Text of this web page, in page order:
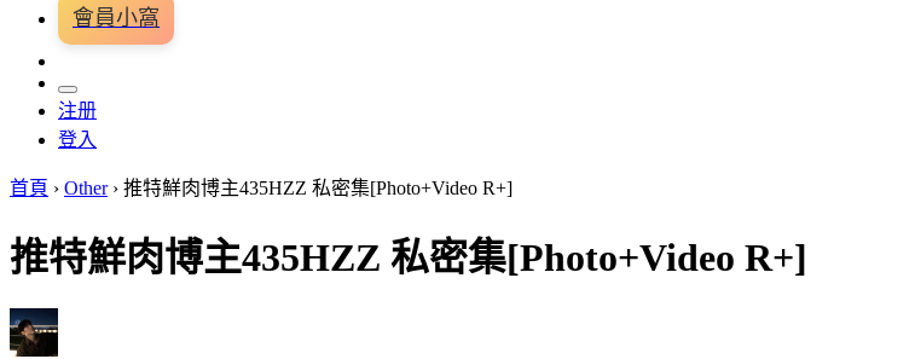
會員小窩
注册
登入
首頁 › Other › 推特鮮肉博主435HZZ 私密集[Photo+Video R+]
推特鮮肉博主435HZZ 私密集[Photo+Video R+]